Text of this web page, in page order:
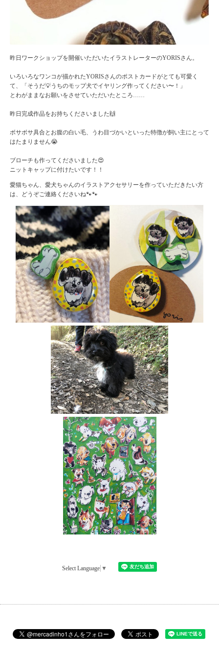
昨日ワークショップを開催いただいたイラストレーターのYORISさん。
いろいろなワンコが描かれたYORISさんのポストカードがとても可愛く
て、「そうだ💡うちのモップ犬でイヤリング作ってください〜！」
とわがままなお願いをさせていただいたところ……
昨日完成作品をお持ちくださいました🙌
ボサボサ具合とお腹の白い毛、うわ目づかいといった特徴が飼い主にとって
はたまりません😭
ブローチも作ってくださいました😍
ニットキャップに付けたいです！！
愛猫ちゃん、愛犬ちゃんのイラストアクセサリーを作っていただきたい方
は、どうぞご連絡くださいね🐾🐾
Select Language ▼